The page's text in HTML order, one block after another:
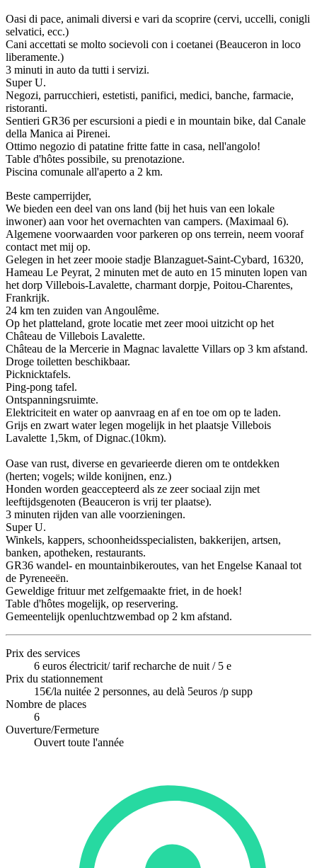
Oasi di pace, animali diversi e vari da scoprire (cervi, uccelli, conigli
selvatici, ecc.)
Cani accettati se molto socievoli con i coetanei (Beauceron in loco
liberamente.)
3 minuti in auto da tutti i servizi.
Super U.
Negozi, parrucchieri, estetisti, panifici, medici, banche, farmacie,
ristoranti.
Sentieri GR36 per escursioni a piedi e in mountain bike, dal Canale
della Manica ai Pirenei.
Ottimo negozio di patatine fritte fatte in casa, nell'angolo!
Table d'hôtes possibile, su prenotazione.
Piscina comunale all'aperto a 2 km.
Beste camperrijder,
We bieden een deel van ons land (bij het huis van een lokale
inwoner) aan voor het overnachten van campers. (Maximaal 6).
Algemene voorwaarden voor parkeren op ons terrein, neem vooraf
contact met mij op.
Gelegen in het zeer mooie stadje Blanzaguet-Saint-Cybard, 16320,
Hameau Le Peyrat, 2 minuten met de auto en 15 minuten lopen van
het dorp Villebois-Lavalette, charmant dorpje, Poitou-Charentes,
Frankrijk.
24 km ten zuiden van Angoulême.
Op het platteland, grote locatie met zeer mooi uitzicht op het
Château de Villebois Lavalette.
Château de la Mercerie in Magnac lavalette Villars op 3 km afstand.
Droge toiletten beschikbaar.
Picknicktafels.
Ping-pong tafel.
Ontspanningsruimte.
Elektriciteit en water op aanvraag en af en toe om op te laden.
Grijs en zwart water legen mogelijk in het plaatsje Villebois
Lavalette 1,5km, of Dignac.(10km).
Oase van rust, diverse en gevarieerde dieren om te ontdekken
(herten; vogels; wilde konijnen, enz.)
Honden worden geaccepteerd als ze zeer sociaal zijn met
leeftijdsgenoten (Beauceron is vrij ter plaatse).
3 minuten rijden van alle voorzieningen.
Super U.
Winkels, kappers, schoonheidsspecialisten, bakkerijen, artsen,
banken, apotheken, restaurants.
GR36 wandel- en mountainbikeroutes, van het Engelse Kanaal tot
de Pyreneeën.
Geweldige frituur met zelfgemaakte friet, in de hoek!
Table d'hôtes mogelijk, op reservering.
Gemeentelijk openluchtzwembad op 2 km afstand.
Prix des services
6 euros électricit/ tarif recharche de nuit / 5 e
Prix du stationnement
15€/la nuitée 2 personnes, au delà 5euros /p supp
Nombre de places
6
Ouverture/Fermeture
Ouvert toute l'année